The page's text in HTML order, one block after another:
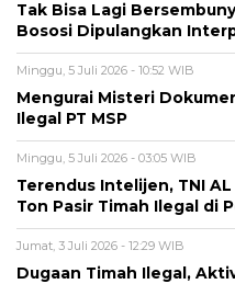
Tak Bisa Lagi
Bososi Dipulangkan
Minggu, 5 Juli 2026 - 10:52 WIB
Mengurai Misteri
Ilegal PT MSP
Minggu, 5 Juli 2026 - 03:05 WIB
Terendus Intelijen, TNI
Ton Pasir Timah Ilegal di
Jumat, 3 Juli 2026 - 12:29 WIB
Dugaan Timah Ilegal,